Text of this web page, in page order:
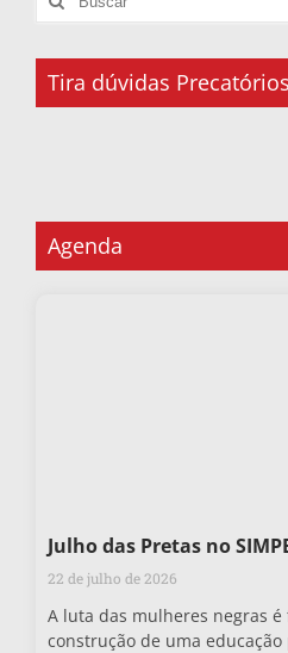
Tira dúvidas
Agenda
Julho das Pretas no
22 de julho de 2026
A luta das mulheres negras
construção de uma